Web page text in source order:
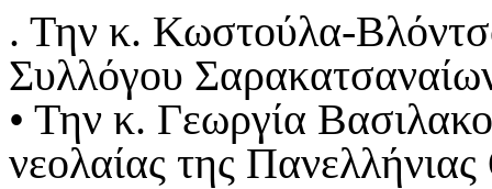
. Την κ. Κωστούλα-
Συλλόγου
• Την κ. Γεωργία
νεολαίας της